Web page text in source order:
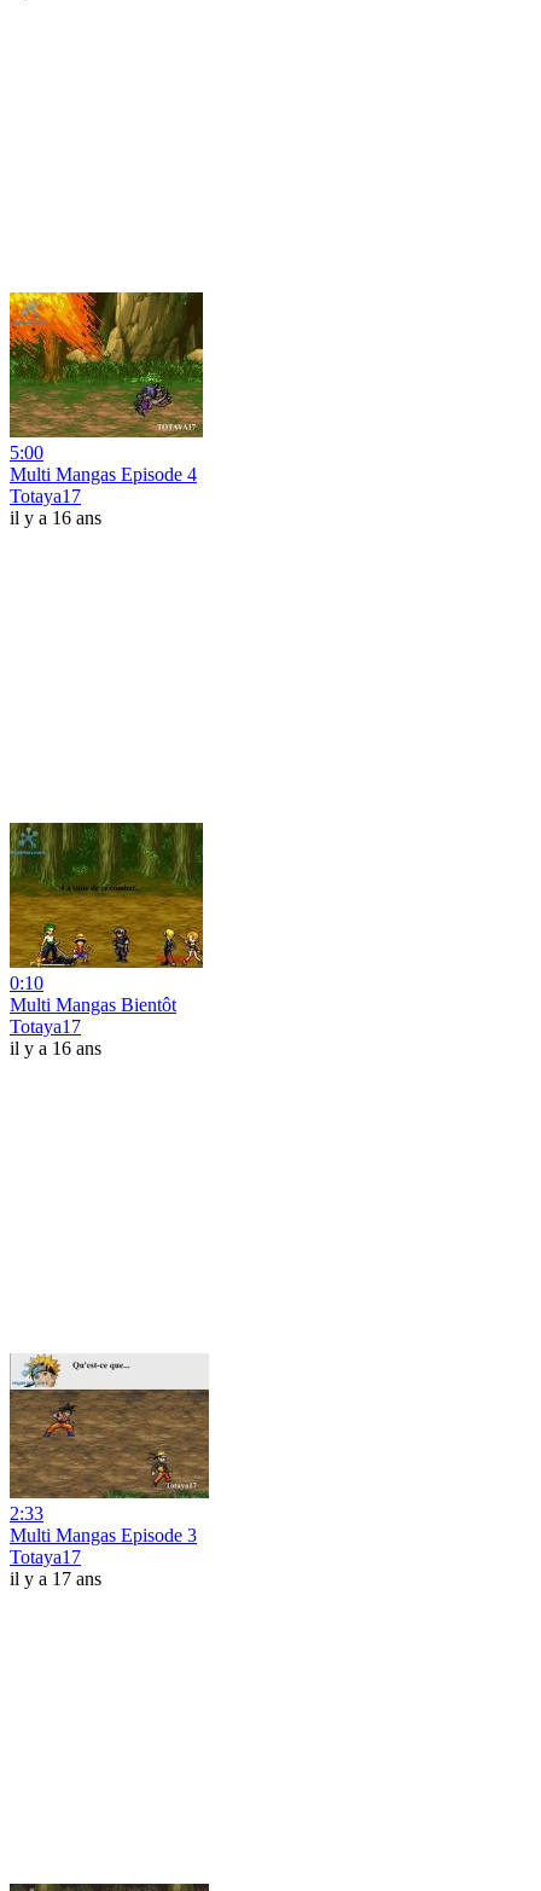
5:00
Multi Mangas Episode 4
Totaya17
il y a 16 ans
0:10
Multi Mangas Bientôt
Totaya17
il y a 16 ans
2:33
Multi Mangas Episode 3
Totaya17
il y a 17 ans